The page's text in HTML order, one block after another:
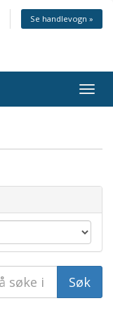
Se handlevogn »
Bytt